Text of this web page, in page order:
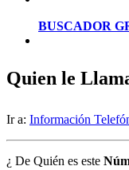
BUSCADOR
Quien le
Ir a: Información
¿ De Quién es este